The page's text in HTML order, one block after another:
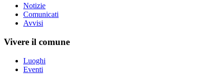
Notizie
Comunicati
Avvisi
Vivere il comune
Luoghi
Eventi